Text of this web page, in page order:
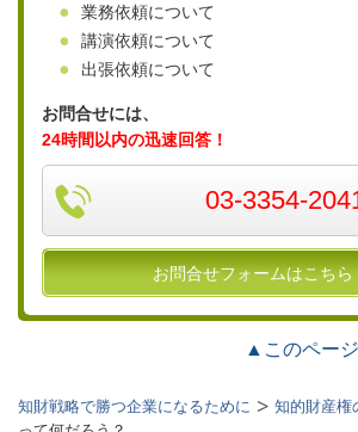
業務依頼について
講演依頼について
出張依頼について
お問合せには、
24時間以内の迅速回答！
03-3354-
お問合せフォームはこちら
▲このペー
知財戦略で勝つ企業になるために 知的財産権